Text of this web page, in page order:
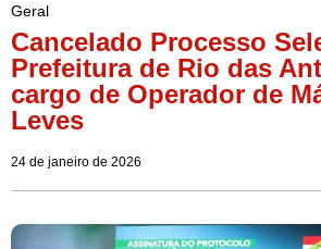
Geral
Cancelado Processo
Prefeitura de Rio das
cargo de Operador de
Leves
24 de janeiro de 2026